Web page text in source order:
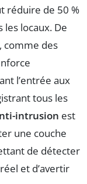
réduire de 50 %
les locaux. De
, comme des
l’entrée aux
tous les
intrusion est
une couche
de détecter
et d’avertir